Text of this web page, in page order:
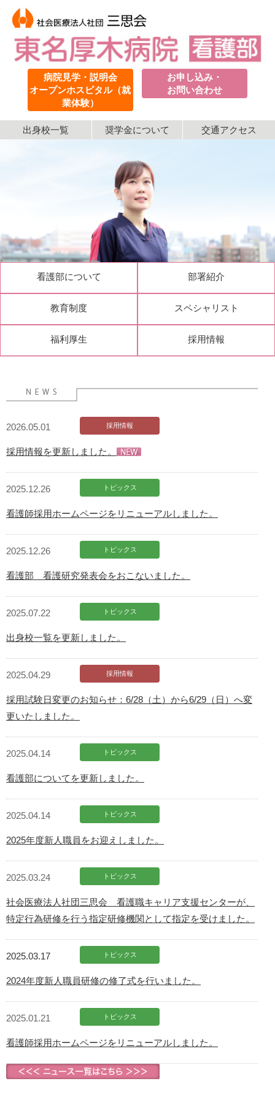
病院見学・説明会
オープンホスピタル（就
業体験）
お申し込み・
お問い合わせ
出身校一覧 奨学金について 交通アクセス
看護部について 部署紹介
教育制度 スペシャリスト
福利厚生 採用情報
2026.05.01 採用情報
採用情報を更新しました。
2025.12.26 トピックス
看護師採用ホームページをリニューアルしました。
2025.12.26 トピックス
看護部 看護研究発表会をおこないました。
2025.07.22 トピックス
出身校一覧を更新しました。
2025.04.29 採用情報
採用試験日変更のお知らせ：6/28（土）から6/29（日）へ変
更いたしました。
2025.04.14 トピックス
看護部についてを更新しました。
2025.04.14 トピックス
2025年度新人職員をお迎えしました。
2025.03.24 トピックス
社会医療法人社団三思会 看護職キャリア支援センターが、
特定行為研修を行う指定研修機関として指定を受けました。
2025.03.17 トピックス
2024年度新人職員研修の修了式を行いました。
2025.01.21 トピックス
看護師採用ホームページをリニューアルしました。